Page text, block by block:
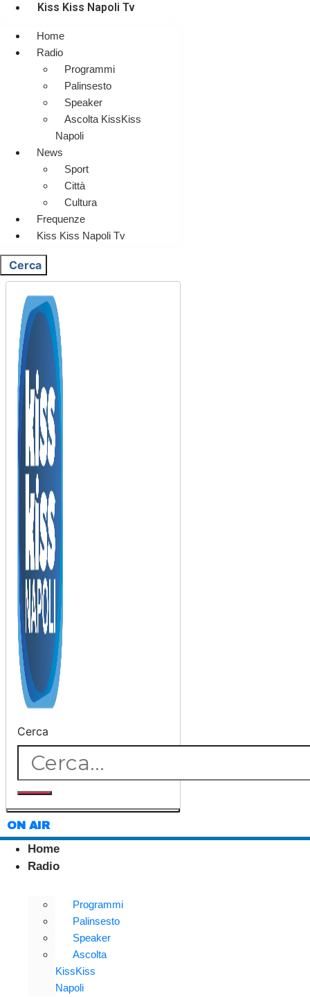
Kiss Kiss Napoli Tv
Home
Radio
Programmi
Palinsesto
Speaker
Ascolta KissKiss
Napoli
News
Sport
Città
Cultura
Frequenze
Kiss Kiss Napoli Tv
Cerca
Cerca
ON AIR
Home
Radio
Programmi
Palinsesto
Speaker
Ascolta
KissKiss
Napoli